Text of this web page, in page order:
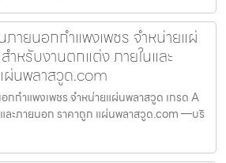
ายนอกกำแพงเพชร จำหน่ายแผ่
หรับงานตกแต่ง ภายในและ
นพลาสวูด.com
กกำแพงเพชร จำหน่ายแผ่นพลาสวูด เกรด A
ละภายนอก ราคาถูก แผ่นพลาสวูด.com —บริ